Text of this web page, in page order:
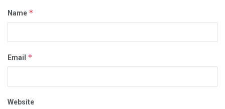
Name *
Email *
Website